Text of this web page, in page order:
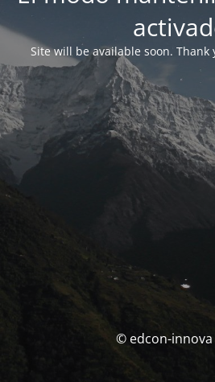
Site will be available soon.
© edcon-innova